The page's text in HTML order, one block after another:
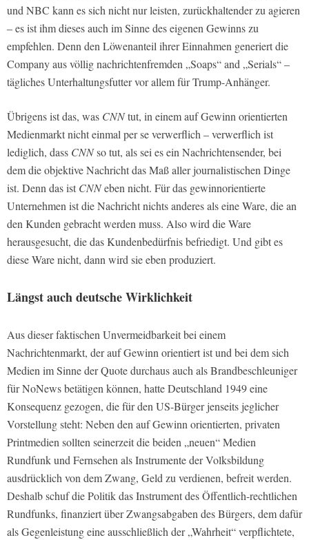
und NBC kann es sich nicht nur leisten, zurückhaltender zu agieren
– es ist ihm dieses auch im Sinne des eigenen Gewinns zu
empfehlen. Denn den Löwenanteil ihrer Einnahmen generiert die
Company aus völlig nachrichtenfremden „Soaps“ and „Serials“ –
tägliches Unterhaltungsfutter vor allem für Trump-Anhänger.
Übrigens ist das, was CNNtut, in einem auf Gewinn orientierten
Medienmarkt nicht einmal per se verwerflich – verwerflich ist
lediglich, dass CNNso tut, als sei es ein Nachrichtensender, bei
dem die objektive Nachricht das Maß aller journalistischen Dinge
ist. Denn das ist CNNeben nicht. Für das gewinnorientierte
Unternehmen ist die Nachricht nichts anderes als eine Ware, die an
den Kunden gebracht werden muss. Also wird die Ware
herausgesucht, die das Kundenbedürfnis befriedigt. Und gibt es
diese Ware nicht, dann wird sie eben produziert.
Längst auch deutsche Wirklichkeit
Aus dieser faktischen Unvermeidbarkeit bei einem
Nachrichtenmarkt, der auf Gewinn orientiert ist und bei dem sich
Medien im Sinne der Quote durchaus auch als Brandbeschleuniger
für NoNews betätigen können, hatte Deutschland 1949 eine
Konsequenz gezogen, die für den US-Bürger jenseits jeglicher
Vorstellung steht: Neben den auf Gewinn orientierten, privaten
Printmedien sollten seinerzeit die beiden „neuen“ Medien
Rundfunk und Fernsehen als Instrumente der Volksbildung
ausdrücklich von dem Zwang, Geld zu verdienen, befreit werden.
Deshalb schuf die Politik das Instrument des Öffentlich-rechtlichen
Rundfunks, finanziert über Zwangsabgaben des Bürgers, dem dafür
als Gegenleistung eine ausschließlich der „Wahrheit“ verpflichtete,